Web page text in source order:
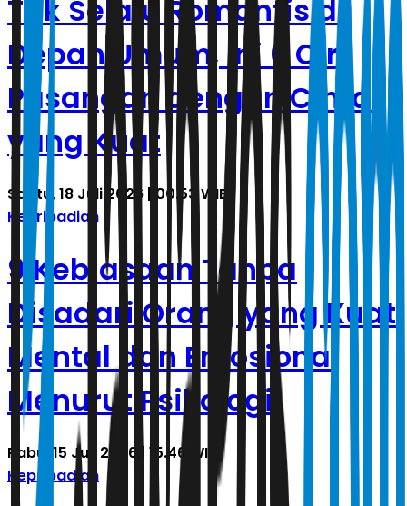
Tak Selalu Romantis di
Depan Umum, Ini 6 Ciri
Pasangan dengan Cinta
yang Kuat
Sabtu, 18 Juli 2026 | 00.53 WIB
Kepribadian
9 Kebiasaan Tanpa
Disadari Orang yang Kuat
Mental dan Emosional
Menurut Psikologi
Rabu, 15 Juli 2026 | 15.46 WIB
Kepribadian